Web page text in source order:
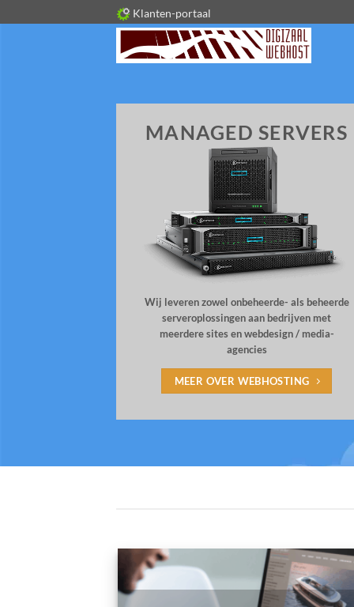
naar
Klanten-portaal
MANAGED SERVERS
Wij leveren zowel onbeheerde- als beheerde
serveroplossingen aan bedrijven met
meerdere sites en webdesign / media-
agencies
MEER OVER WEBHOSTING